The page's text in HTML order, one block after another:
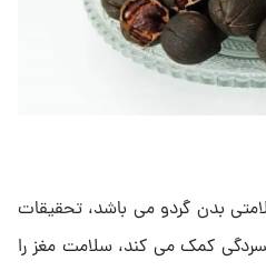
بدن گردو می باشد، تحقیقات
کمک می کند، سلامت مغز را